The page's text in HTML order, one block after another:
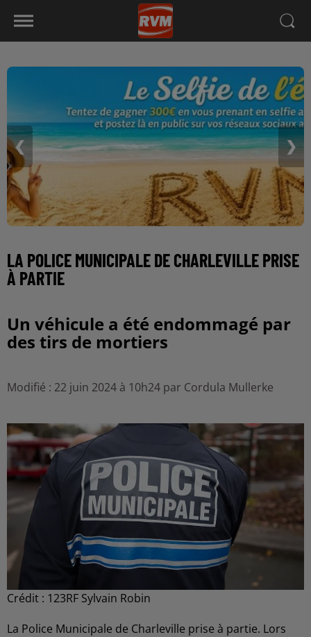
❮ ❯
LA POLICE MUNICIPALE DE CHARLEVILLE PRISE
À PARTIE
Un véhicule a été endommagé par
des tirs de mortiers
Modifié : 22 juin 2024 à 10h24 par Cordula Mullerke
Crédit : 123RF Sylvain Robin
La Police Municipale de Charleville prise à partie. Lors